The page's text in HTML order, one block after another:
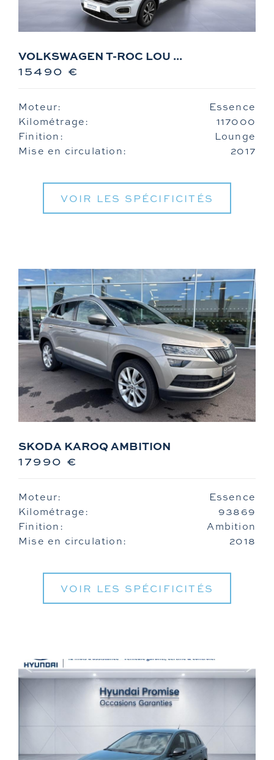
Zontes
VOLKSWAGEN T-ROC LOU ...
15490 €
Moteur:
Essence
Kilométrage:
117000
Finition:
Lounge
Mise en circulation:
2017
VOIR LES SPÉCIFICITÉS
SKODA KAROQ AMBITION
17990 €
Moteur:
Essence
Kilométrage:
93869
Finition:
Ambition
Mise en circulation:
2018
VOIR LES SPÉCIFICITÉS